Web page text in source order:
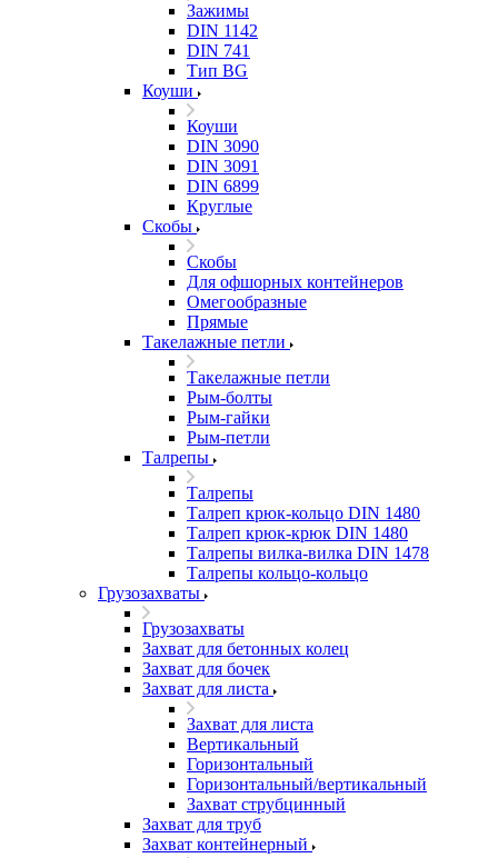
Зажимы
DIN 1142
DIN 741
Тип BG
Коуши
Коуши
DIN 3090
DIN 3091
DIN 6899
Круглые
Скобы
Скобы
Для офшорных контейнеров
Омегообразные
Прямые
Такелажные петли
Такелажные петли
Рым-болты
Рым-гайки
Рым-петли
Талрепы
Талрепы
Талреп крюк-кольцо DIN 1480
Талреп крюк-крюк DIN 1480
Талрепы вилка-вилка DIN 1478
Талрепы кольцо-кольцо
Грузозахваты
Грузозахваты
Захват для бетонных колец
Захват для бочек
Захват для листа
Захват для листа
Вертикальный
Горизонтальный
Горизонтальный/вертикальный
Захват струбцинный
Захват для труб
Захват контейнерный